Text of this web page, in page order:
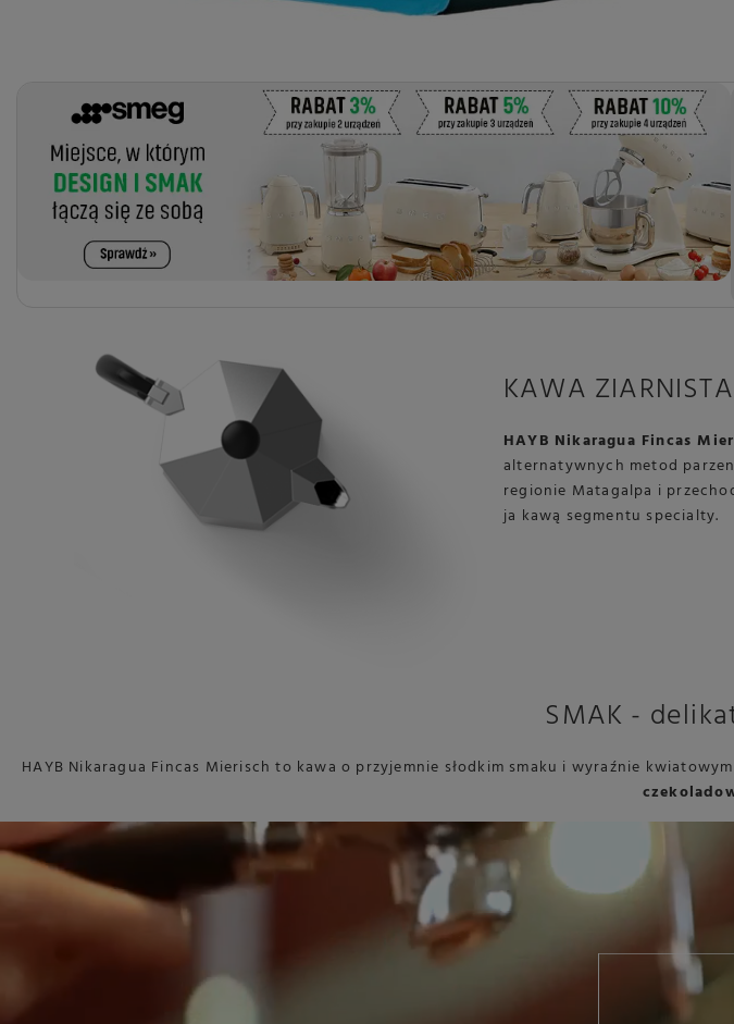
KAWA
HAYB Nikaragua Fincas
alternatywnych metod
regionie Matagalpa i
ja kawą segmentu specialty.
SMAK -
HAYB Nikaragua Fincas Mierisch to kawa o przyjemnie słodkim smaku i wyraźnie